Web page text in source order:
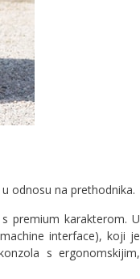
odnosu na prethodnika.
premium karakterom. U
interface), koji je
s ergonomskijim,